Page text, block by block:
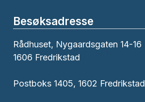
Besøksadresse
Rådhuset, Nygaardsgaten 14-16
1606 Fredrikstad
Postboks 1405, 1602 Fredrikstad